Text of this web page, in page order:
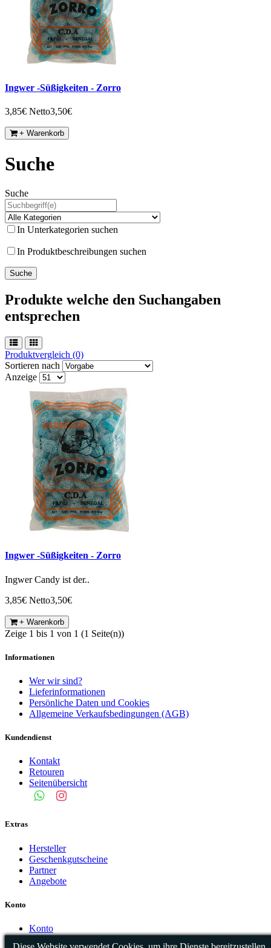
Ingwer -Süßigkeiten - Zorro
3,85€ Netto3,50€
+ Warenkorb
Suche
Suche
In Unterkategorien suchen
In Produktbeschreibungen suchen
Produkte welche den Suchangaben
entsprechen
Produktvergleich (0)
Sortieren nach
Anzeige
Ingwer -Süßigkeiten - Zorro
Ingwer Candy ist der..
3,85€ Netto3,50€
+ Warenkorb
Zeige 1 bis 1 von 1 (1 Seite(n))
Informationen
Wer wir sind?
Lieferinformationen
Persönliche Daten und Cookies
Allgemeine Verkaufsbedingungen (AGB)
Kundendienst
Kontakt
Retouren
Seitenübersicht
Extras
Hersteller
Geschenkgutscheine
Partner
Angebote
Konto
Konto